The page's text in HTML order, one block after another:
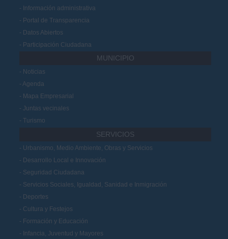
Información administrativa
Portal de Transparencia
Datos Abiertos
Participación Ciudadana
MUNICIPIO
Noticias
Agenda
Mapa Empresarial
Juntas vecinales
Turismo
SERVICIOS
Urbanismo, Medio Ambiente, Obras y Servicios
Desarrollo Local e Innovación
Seguridad Ciudadana
Servicios Sociales, Igualdad, Sanidad e Inmigración
Deportes
Cultura y Festejos
Formación y Educación
Infancia, Juventud y Mayores